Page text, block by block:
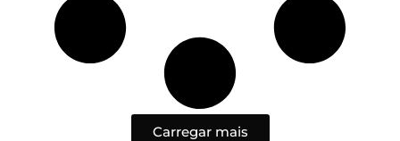
Carregar mais